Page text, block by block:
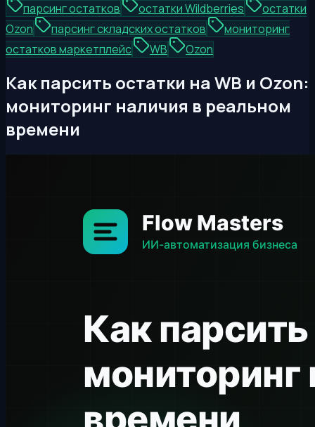
парсинг остатков
остатки Wildberries
остатки
Ozon
парсинг складских остатков
мониторинг
остатков маркетплейс
WB Ozon
Как парсить остатки на WB и Ozon:
мониторинг наличия в реальном
времени